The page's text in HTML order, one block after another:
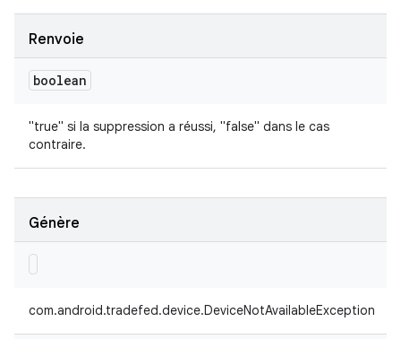
Renvoie
boolean
"true" si la suppression a réussi, "false" dans le cas
contraire.
Génère
com.android.tradefed.device.DeviceNotAvailableException